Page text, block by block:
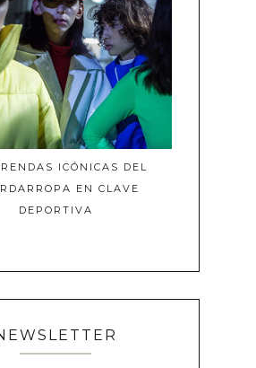
ICÓNICAS DEL
EN CLAVE
DEPORTIVA